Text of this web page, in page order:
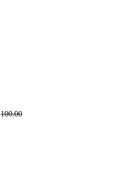
100.00